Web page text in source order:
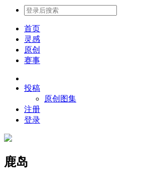
首页
灵感
原创
赛事
投稿
原创图集
注册
登录
鹿岛